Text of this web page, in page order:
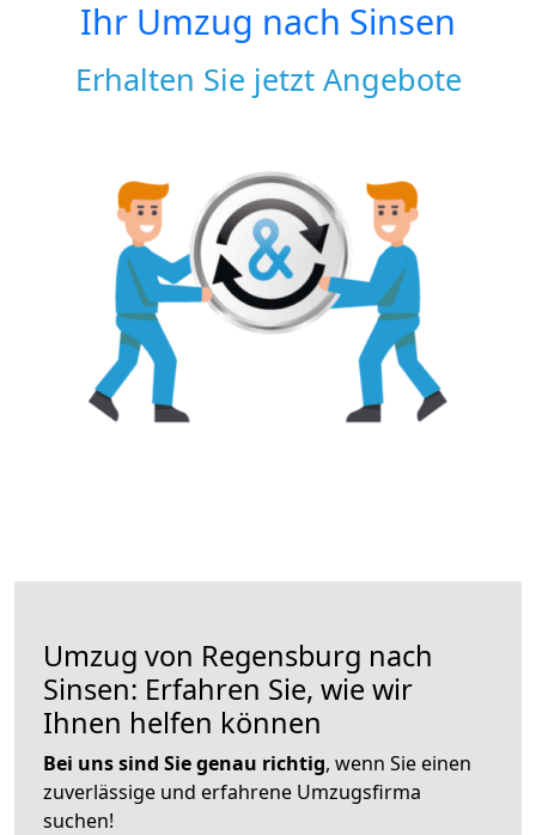
Ihr Umzug nach Sinsen
Erhalten Sie jetzt Angebote
Umzug von Regensburg nach
Sinsen: Erfahren Sie, wie wir
Ihnen helfen können
Bei uns sind Sie genau richtig, wenn Sie einen
zuverlässige und erfahrene Umzugsfirma
suchen!